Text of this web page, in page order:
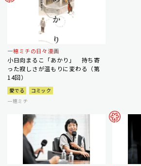
一穂ミチの日々漫画
小日向まるこ「あかり」 持ち寄
った寂しさが温もりに変わる（第
14回）
愛でる
コミック
一穂ミチ